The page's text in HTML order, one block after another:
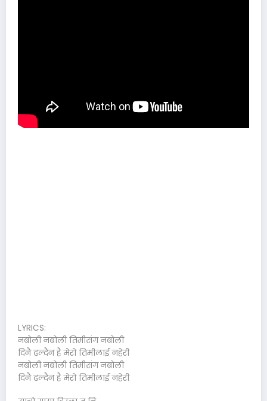
LYRICS:
नबोली नबोली तिमीसंग नबोली
दिनै ढल्दैन है मेरो तिमीलाई नहेरी
नबोली नबोली तिमीसंग नबोली
दिनै ढल्दैन है मेरो तिमीलाई नहेरी